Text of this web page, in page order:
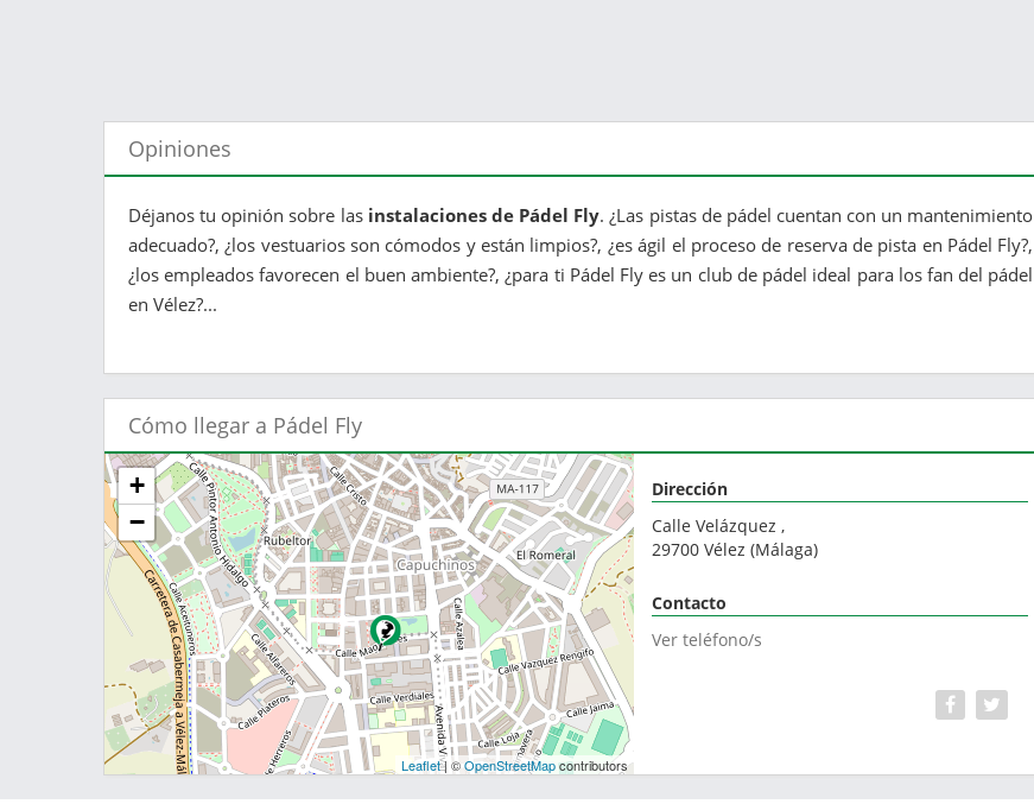
Opiniones
Déjanos tu opinión sobre las instalaciones de Pádel Fly. ¿Las pistas de pádel cuentan con un mantenimiento
adecuado?, ¿los vestuarios son cómodos y están limpios?, ¿es ágil el proceso de reserva de pista en Pádel Fly?,
¿los empleados favorecen el buen ambiente?, ¿para ti Pádel Fly es un club de pádel ideal para los fan del pádel
en Vélez?...
Cómo llegar a Pádel Fly
+
−
Leaflet| ©OpenStreetMapcontributors
Dirección
Calle Velázquez ,
29700 Vélez (Málaga)
Contacto
Ver teléfono/s